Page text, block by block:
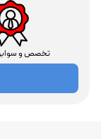
تخصص و